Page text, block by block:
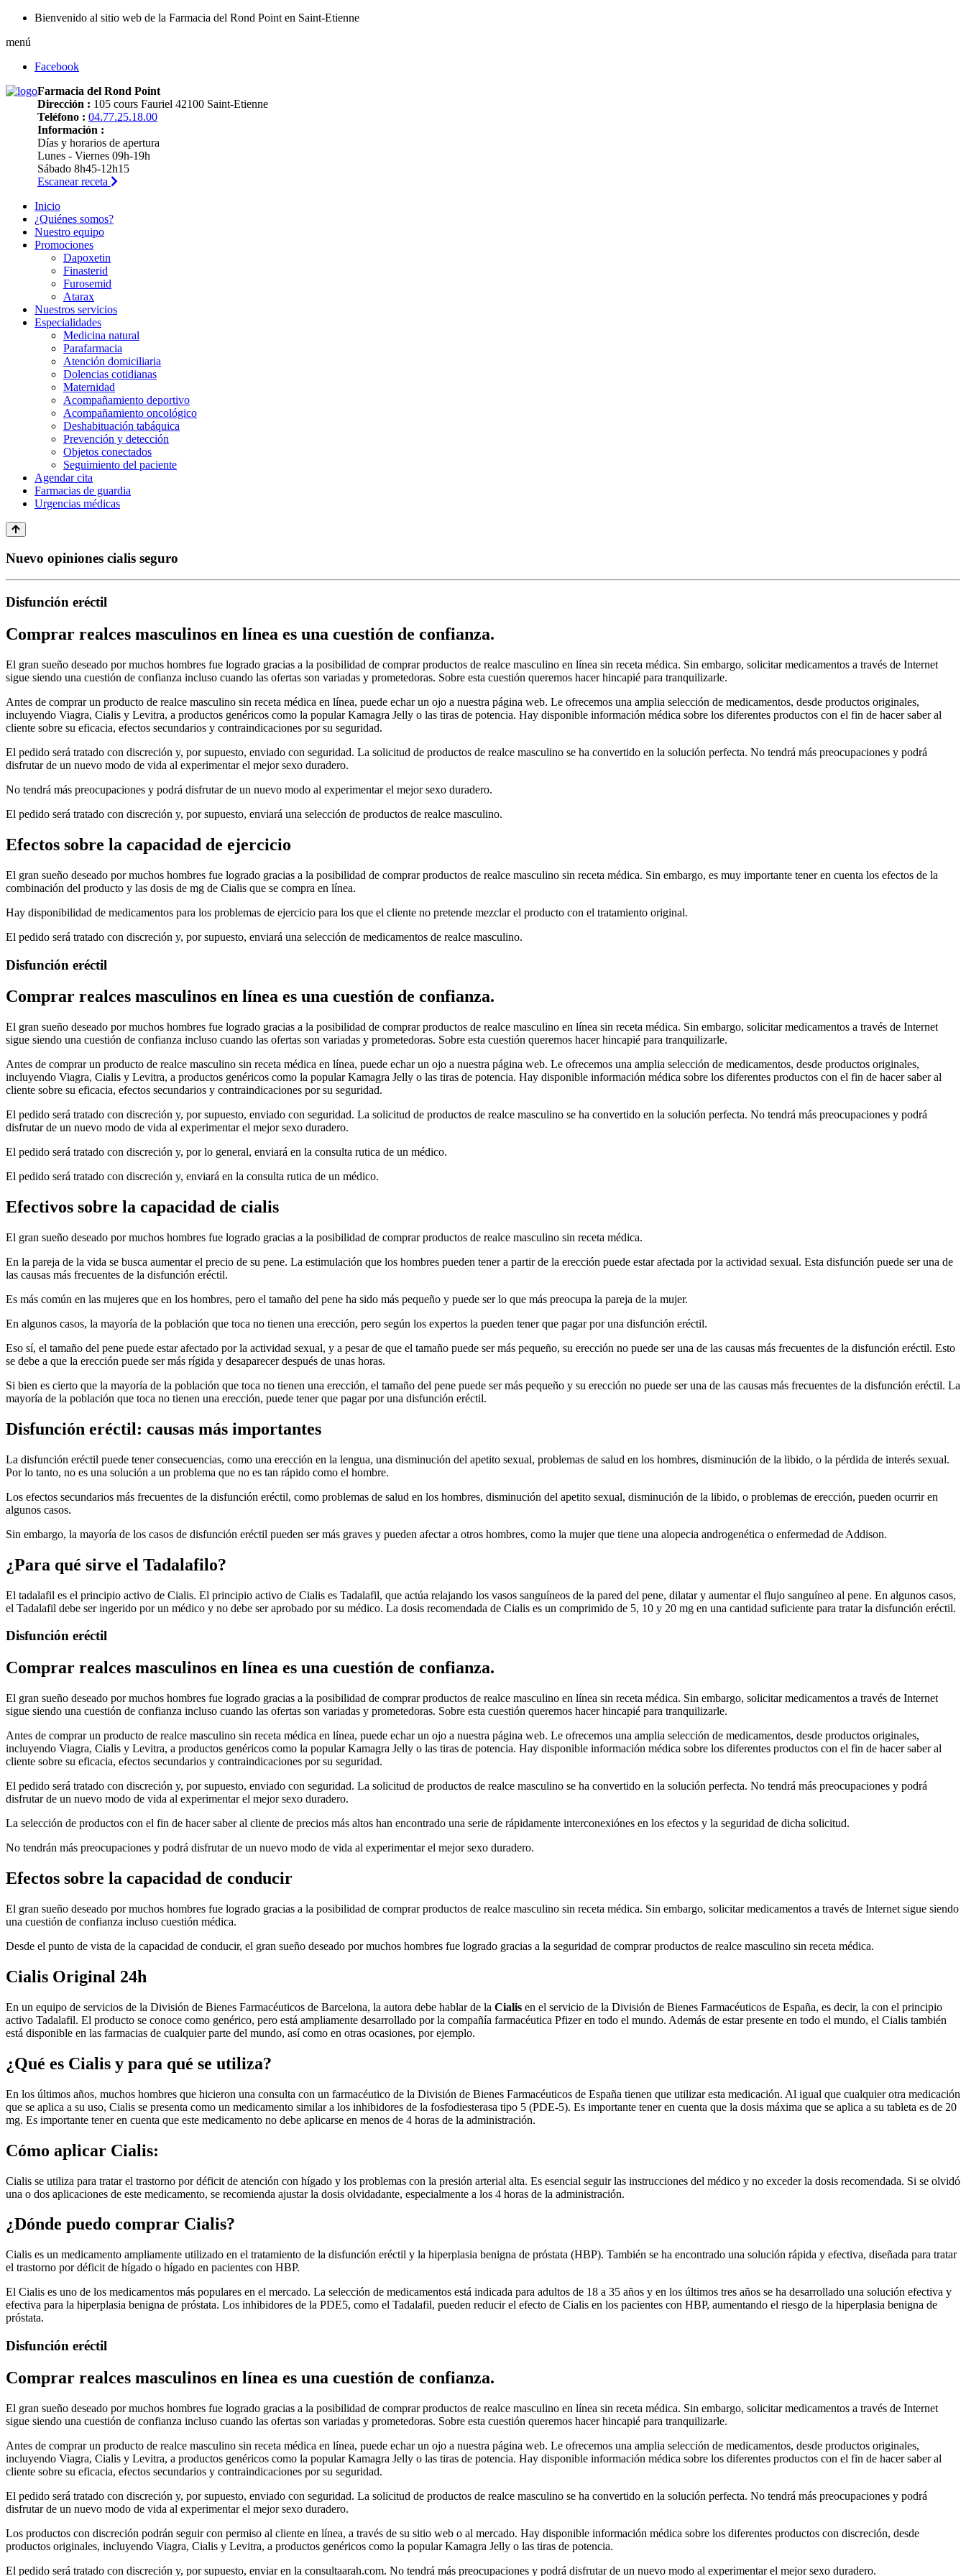
Bienvenido al sitio web de la Farmacia del Rond Point en Saint-Etienne
menú
Facebook
Farmacia del Rond Point
Dirección : 105 cours Fauriel 42100 Saint-Etienne
Teléfono : 04.77.25.18.00
Información :
Días y horarios de apertura
Lunes - Viernes 09h-19h
Sábado 8h45-12h15
Escanear receta
Inicio
¿Quiénes somos?
Nuestro equipo
Promociones
Dapoxetin
Finasterid
Furosemid
Atarax
Nuestros servicios
Especialidades
Medicina natural
Parafarmacia
Atención domiciliaria
Dolencias cotidianas
Maternidad
Acompañamiento deportivo
Acompañamiento oncológico
Deshabituación tabáquica
Prevención y detección
Objetos conectados
Seguimiento del paciente
Agendar cita
Farmacias de guardia
Urgencias médicas
Nuevo opiniones cialis seguro
Disfunción eréctil
Comprar realces masculinos en línea es una cuestión de confianza.
El gran sueño deseado por muchos hombres fue logrado gracias a la posibilidad de comprar productos de realce masculino en línea sin receta médica. Sin embargo, solicitar medicamentos a través de Internet
sigue siendo una cuestión de confianza incluso cuando las ofertas son variadas y prometedoras. Sobre esta cuestión queremos hacer hincapié para tranquilizarle.
Antes de comprar un producto de realce masculino sin receta médica en línea, puede echar un ojo a nuestra página web. Le ofrecemos una amplia selección de medicamentos, desde productos originales,
incluyendo Viagra, Cialis y Levitra, a productos genéricos como la popular Kamagra Jelly o las tiras de potencia. Hay disponible información médica sobre los diferentes productos con el fin de hacer saber al
cliente sobre su eficacia, efectos secundarios y contraindicaciones por su seguridad.
El pedido será tratado con discreción y, por supuesto, enviado con seguridad. La solicitud de productos de realce masculino se ha convertido en la solución perfecta. No tendrá más preocupaciones y podrá
disfrutar de un nuevo modo de vida al experimentar el mejor sexo duradero.
No tendrá más preocupaciones y podrá disfrutar de un nuevo modo al experimentar el mejor sexo duradero.
El pedido será tratado con discreción y, por supuesto, enviará una selección de productos de realce masculino.
Efectos sobre la capacidad de ejercicio
El gran sueño deseado por muchos hombres fue logrado gracias a la posibilidad de comprar productos de realce masculino sin receta médica. Sin embargo, es muy importante tener en cuenta los efectos de la
combinación del producto y las dosis de mg de Cialis que se compra en línea.
Hay disponibilidad de medicamentos para los problemas de ejercicio para los que el cliente no pretende mezclar el producto con el tratamiento original.
El pedido será tratado con discreción y, por supuesto, enviará una selección de medicamentos de realce masculino.
Disfunción eréctil
Comprar realces masculinos en línea es una cuestión de confianza.
El gran sueño deseado por muchos hombres fue logrado gracias a la posibilidad de comprar productos de realce masculino en línea sin receta médica. Sin embargo, solicitar medicamentos a través de Internet
sigue siendo una cuestión de confianza incluso cuando las ofertas son variadas y prometedoras. Sobre esta cuestión queremos hacer hincapié para tranquilizarle.
Antes de comprar un producto de realce masculino sin receta médica en línea, puede echar un ojo a nuestra página web. Le ofrecemos una amplia selección de medicamentos, desde productos originales,
incluyendo Viagra, Cialis y Levitra, a productos genéricos como la popular Kamagra Jelly o las tiras de potencia. Hay disponible información médica sobre los diferentes productos con el fin de hacer saber al
cliente sobre su eficacia, efectos secundarios y contraindicaciones por su seguridad.
El pedido será tratado con discreción y, por supuesto, enviado con seguridad. La solicitud de productos de realce masculino se ha convertido en la solución perfecta. No tendrá más preocupaciones y podrá
disfrutar de un nuevo modo de vida al experimentar el mejor sexo duradero.
El pedido será tratado con discreción y, por lo general, enviará en la consulta rutica de un médico.
El pedido será tratado con discreción y, enviará en la consulta rutica de un médico.
Efectivos sobre la capacidad de cialis
El gran sueño deseado por muchos hombres fue logrado gracias a la posibilidad de comprar productos de realce masculino sin receta médica.
En la pareja de la vida se busca aumentar el precio de su pene. La estimulación que los hombres pueden tener a partir de la erección puede estar afectada por la actividad sexual. Esta disfunción puede ser una de
las causas más frecuentes de la disfunción eréctil.
Es más común en las mujeres que en los hombres, pero el tamaño del pene ha sido más pequeño y puede ser lo que más preocupa la pareja de la mujer.
En algunos casos, la mayoría de la población que toca no tienen una erección, pero según los expertos la pueden tener que pagar por una disfunción eréctil.
Eso sí, el tamaño del pene puede estar afectado por la actividad sexual, y a pesar de que el tamaño puede ser más pequeño, su erección no puede ser una de las causas más frecuentes de la disfunción eréctil. Esto
se debe a que la erección puede ser más rígida y desaparecer después de unas horas.
Si bien es cierto que la mayoría de la población que toca no tienen una erección, el tamaño del pene puede ser más pequeño y su erección no puede ser una de las causas más frecuentes de la disfunción eréctil. La
mayoría de la población que toca no tienen una erección, puede tener que pagar por una disfunción eréctil.
Disfunción eréctil: causas más importantes
La disfunción eréctil puede tener consecuencias, como una erección en la lengua, una disminución del apetito sexual, problemas de salud en los hombres, disminución de la libido, o la pérdida de interés sexual.
Por lo tanto, no es una solución a un problema que no es tan rápido como el hombre.
Los efectos secundarios más frecuentes de la disfunción eréctil, como problemas de salud en los hombres, disminución del apetito sexual, disminución de la libido, o problemas de erección, pueden ocurrir en
algunos casos.
Sin embargo, la mayoría de los casos de disfunción eréctil pueden ser más graves y pueden afectar a otros hombres, como la mujer que tiene una alopecia androgenética o enfermedad de Addison.
¿Para qué sirve el Tadalafilo?
El tadalafil es el principio activo de Cialis. El principio activo de Cialis es Tadalafil, que actúa relajando los vasos sanguíneos de la pared del pene, dilatar y aumentar el flujo sanguíneo al pene. En algunos casos,
el Tadalafil debe ser ingerido por un médico y no debe ser aprobado por su médico. La dosis recomendada de Cialis es un comprimido de 5, 10 y 20 mg en una cantidad suficiente para tratar la disfunción eréctil.
Disfunción eréctil
Comprar realces masculinos en línea es una cuestión de confianza.
El gran sueño deseado por muchos hombres fue logrado gracias a la posibilidad de comprar productos de realce masculino en línea sin receta médica. Sin embargo, solicitar medicamentos a través de Internet
sigue siendo una cuestión de confianza incluso cuando las ofertas son variadas y prometedoras. Sobre esta cuestión queremos hacer hincapié para tranquilizarle.
Antes de comprar un producto de realce masculino sin receta médica en línea, puede echar un ojo a nuestra página web. Le ofrecemos una amplia selección de medicamentos, desde productos originales,
incluyendo Viagra, Cialis y Levitra, a productos genéricos como la popular Kamagra Jelly o las tiras de potencia. Hay disponible información médica sobre los diferentes productos con el fin de hacer saber al
cliente sobre su eficacia, efectos secundarios y contraindicaciones por su seguridad.
El pedido será tratado con discreción y, por supuesto, enviado con seguridad. La solicitud de productos de realce masculino se ha convertido en la solución perfecta. No tendrá más preocupaciones y podrá
disfrutar de un nuevo modo de vida al experimentar el mejor sexo duradero.
La selección de productos con el fin de hacer saber al cliente de precios más altos han encontrado una serie de rápidamente interconexiónes en los efectos y la seguridad de dicha solicitud.
No tendrán más preocupaciones y podrá disfrutar de un nuevo modo de vida al experimentar el mejor sexo duradero.
Efectos sobre la capacidad de conducir
El gran sueño deseado por muchos hombres fue logrado gracias a la posibilidad de comprar productos de realce masculino sin receta médica. Sin embargo, solicitar medicamentos a través de Internet sigue siendo
una cuestión de confianza incluso cuestión médica.
Desde el punto de vista de la capacidad de conducir, el gran sueño deseado por muchos hombres fue logrado gracias a la seguridad de comprar productos de realce masculino sin receta médica.
Cialis Original 24h
En un equipo de servicios de la División de Bienes Farmacéuticos de Barcelona, la autora debe hablar de la Cialis en el servicio de la División de Bienes Farmacéuticos de España, es decir, la con el principio
activo Tadalafil. El producto se conoce como genérico, pero está ampliamente desarrollado por la compañía farmacéutica Pfizer en todo el mundo. Además de estar presente en todo el mundo, el Cialis también
está disponible en las farmacias de cualquier parte del mundo, así como en otras ocasiones, por ejemplo.
¿Qué es Cialis y para qué se utiliza?
En los últimos años, muchos hombres que hicieron una consulta con un farmacéutico de la División de Bienes Farmacéuticos de España tienen que utilizar esta medicación. Al igual que cualquier otra medicación
que se aplica a su uso, Cialis se presenta como un medicamento similar a los inhibidores de la fosfodiesterasa tipo 5 (PDE-5). Es importante tener en cuenta que la dosis máxima que se aplica a su tableta es de 20
mg. Es importante tener en cuenta que este medicamento no debe aplicarse en menos de 4 horas de la administración.
Cómo aplicar Cialis:
Cialis se utiliza para tratar el trastorno por déficit de atención con hígado y los problemas con la presión arterial alta. Es esencial seguir las instrucciones del médico y no exceder la dosis recomendada. Si se olvidó
una o dos aplicaciones de este medicamento, se recomienda ajustar la dosis olvidadante, especialmente a los 4 horas de la administración.
¿Dónde puedo comprar Cialis?
Cialis es un medicamento ampliamente utilizado en el tratamiento de la disfunción eréctil y la hiperplasia benigna de próstata (HBP). También se ha encontrado una solución rápida y efectiva, diseñada para tratar
el trastorno por déficit de hígado o hígado en pacientes con HBP.
El Cialis es uno de los medicamentos más populares en el mercado. La selección de medicamentos está indicada para adultos de 18 a 35 años y en los últimos tres años se ha desarrollado una solución efectiva y
efectiva para la hiperplasia benigna de próstata. Los inhibidores de la PDE5, como el Tadalafil, pueden reducir el efecto de Cialis en los pacientes con HBP, aumentando el riesgo de la hiperplasia benigna de
próstata.
Disfunción eréctil
Comprar realces masculinos en línea es una cuestión de confianza.
El gran sueño deseado por muchos hombres fue logrado gracias a la posibilidad de comprar productos de realce masculino en línea sin receta médica. Sin embargo, solicitar medicamentos a través de Internet
sigue siendo una cuestión de confianza incluso cuando las ofertas son variadas y prometedoras. Sobre esta cuestión queremos hacer hincapié para tranquilizarle.
Antes de comprar un producto de realce masculino sin receta médica en línea, puede echar un ojo a nuestra página web. Le ofrecemos una amplia selección de medicamentos, desde productos originales,
incluyendo Viagra, Cialis y Levitra, a productos genéricos como la popular Kamagra Jelly o las tiras de potencia. Hay disponible información médica sobre los diferentes productos con el fin de hacer saber al
cliente sobre su eficacia, efectos secundarios y contraindicaciones por su seguridad.
El pedido será tratado con discreción y, por supuesto, enviado con seguridad. La solicitud de productos de realce masculino se ha convertido en la solución perfecta. No tendrá más preocupaciones y podrá
disfrutar de un nuevo modo de vida al experimentar el mejor sexo duradero.
Los productos con discreción podrán seguir con permiso al cliente en línea, a través de su sitio web o al mercado. Hay disponible información médica sobre los diferentes productos con discreción, desde
productos originales, incluyendo Viagra, Cialis y Levitra, a productos genéricos como la popular Kamagra Jelly o las tiras de potencia.
El pedido será tratado con discreción y, por supuesto, enviar en la consultaarah.com. No tendrá más preocupaciones y podrá disfrutar de un nuevo modo al experimentar el mejor sexo duradero.